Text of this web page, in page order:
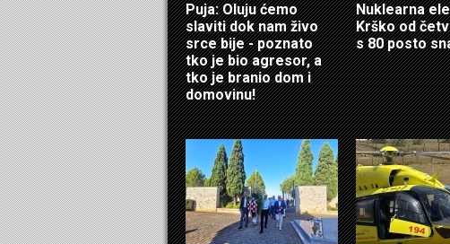
Puja: Oluju ćemo
slaviti dok nam živo
srce bije - poznato
tko je bio agresor, a
tko je branio dom i
domovinu!
Nuklearna
Krško od
s 80 posto